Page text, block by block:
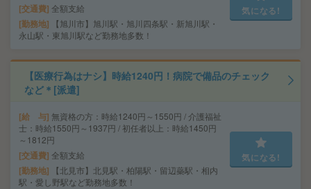
交通費 全額支給
勤務地
【旭川市】旭川駅・旭川四条駅・新旭川駅・
永山駅・東旭川駅など勤務地多数！
気になる!
【医療行為はナシ】時給1240円！病院で備品のチェック
など＊[派遣]
給 与 無資格の方：時給1240円～1550円 / 介護福祉
士：時給1550円～1937円 / 初任者以上：時給1450円
～1812円
交通費 全額支給
勤務地
【北見市】北見駅・柏陽駅・留辺蘂駅・相内
駅・愛し野駅など勤務地多数！
気になる!